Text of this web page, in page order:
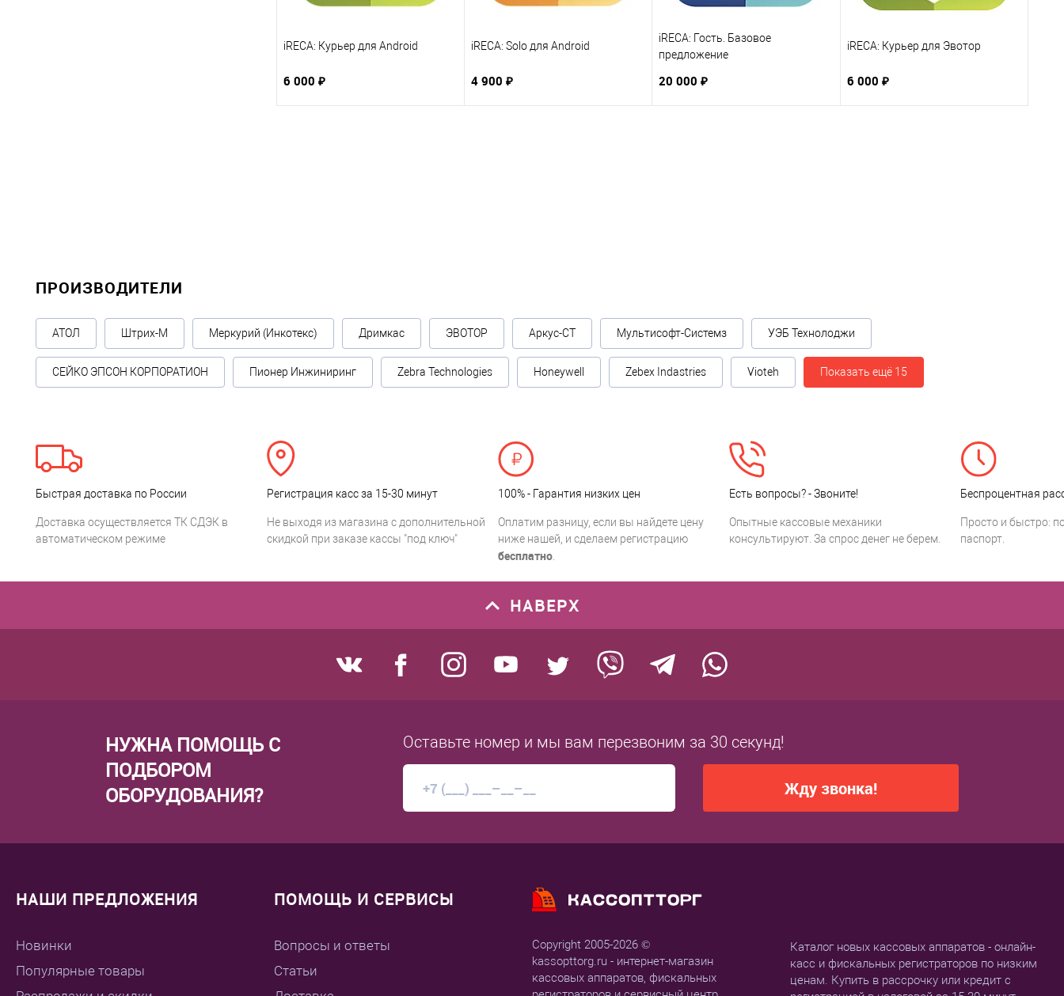
iRECA: Курьер для Android
6 000 ₽
iRECA: Solo для Android
4 900 ₽
iRECA: Гость. Базовое
предложение
20 000 ₽
iRECA: Курьер для Эвотор
6 000 ₽
ПРОИЗВОДИТЕЛИ
АТОЛ Штрих-М Меркурий (Инкотекс) Дримкас ЭВОТОР Аркус-СТ Мультисофт-Системз УЭБ Технолоджи
СЕЙКО ЭПСОН КОРПОРАТИОН Пионер Инжиниринг Zebra Technologies Honeywell Zebex Indastries Vioteh Показать ещё 15
Быстрая доставка по России
Доставка осуществляется ТК СДЭК в
автоматическом режиме
Регистрация касс за 15-30 минут
Не выходя из магазина с дополнительной
скидкой при заказе кассы "под ключ"
100% - Гарантия низких цен
Оплатим разницу, если вы найдете цену
ниже нашей, и сделаем регистрацию
бесплатно
Есть вопросы? - Звоните!
Опытные кассовые механики
консультируют. За спрос денег не берем.
Беспроцентная
Просто и быстро:
паспорт.
НАВЕРХ
НУЖНА ПОМОЩЬ С
ПОДБОРОМ
ОБОРУДОВАНИЯ?
Оставьте номер и мы вам перезвоним за 30 секунд!
Жду звонка!
НАШИ ПРЕДЛОЖЕНИЯ
Новинки
Популярные товары
ПОМОЩЬ И СЕРВИСЫ
Вопросы и ответы
Статьи
Copyright 2005-2026 ©
kassopttorg.ru - интернет-магазин
кассовых аппаратов, фискальных
Каталог новых кассовых аппаратов - онлайн-
касс и фискальных регистраторов по низким
ценам. Купить в рассрочку или кредит с